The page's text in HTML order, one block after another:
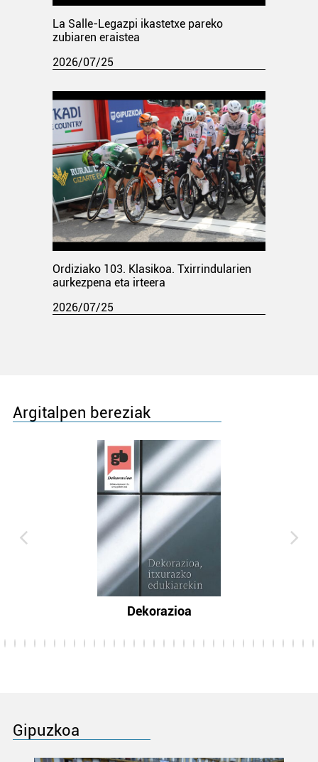
La Salle-Legazpi ikastetxe pareko
zubiaren eraistea
2026/07/25
Ordiziako 103. Klasikoa. Txirrindularien
aurkezpena eta irteera
2026/07/25
Argitalpen bereziak
Dekorazioa
Gipuzkoa